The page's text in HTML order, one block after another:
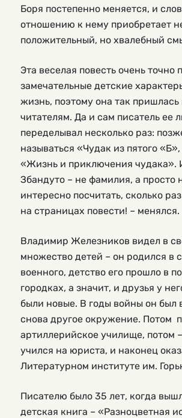
Боря постепенно меняется, и
отношению к нему приобретает
положительный, но хвалебный
Эта веселая повесть очень точно
замечательные детские
жизнь, поэтому она так
читателям. Да и сам писатель ее
переделывал несколько раз:
называться «Чудак из пятого
«Жизнь и приключения чудака».
Збандуто – не фамилия, а просто
интересно посчитать, сколько
на страницах повести! – менялся.
Владимир Железников видел в
множество детей – он родился в
военного, детство его прошло в
городках, а значит, и друзья у
были новые. В годы войны он был
снова другое окружение. Потом
артиллерийское училище, потом
учился на юриста, и наконец
Литературном институте им.
Писателю было 35 лет, когда
детская книга – «Разноцветная